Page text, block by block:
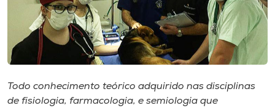
Museu
Unoesc
Todo conhecimento teórico adquirido nas disciplinas
de fisiologia, farmacologia, e semiologia que